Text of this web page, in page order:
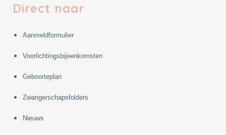
Direct naar
Aanmeldformulier
Voorlichtingsbijeenkomsten
Geboorteplan
Zwangerschapsfolders
Nieuws